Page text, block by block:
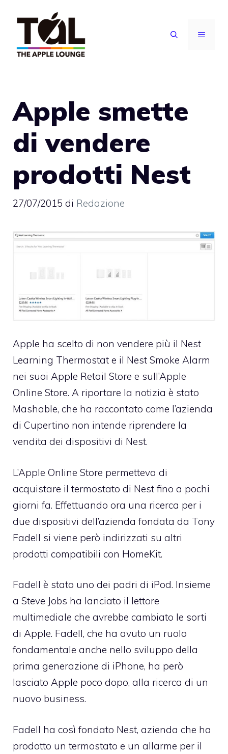
contenuto
MENU
Apple smette
di vendere
prodotti Nest
27/07/2015 di Redazione
Apple ha scelto di non vendere più il Nest
Learning Thermostat e il Nest Smoke Alarm
nei suoi Apple Retail Store e sull’Apple
Online Store. A riportare la notizia è stato
Mashable, che ha raccontato come l’azienda
di Cupertino non intende riprendere la
vendita dei dispositivi di Nest.
L’Apple Online Store permetteva di
acquistare il termostato di Nest fino a pochi
giorni fa. Effettuando ora una ricerca per i
due dispositivi dell’azienda fondata da Tony
Fadell si viene però indirizzati su altri
prodotti compatibili con HomeKit.
Fadell è stato uno dei padri di iPod. Insieme
a Steve Jobs ha lanciato il lettore
multimediale che avrebbe cambiato le sorti
di Apple. Fadell, che ha avuto un ruolo
fondamentale anche nello sviluppo della
prima generazione di iPhone, ha però
lasciato Apple poco dopo, alla ricerca di un
nuovo business.
Fadell ha così fondato Nest, azienda che ha
prodotto un termostato e un allarme per il